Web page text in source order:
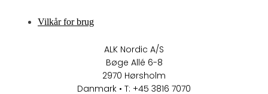
Vilkår for brug
ALK Nordic A/S
Bøge Allé 6-8
2970 Hørsholm
Danmark • T: +45 3816 7070